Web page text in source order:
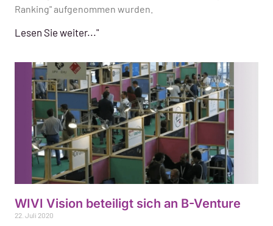
Ranking" aufgenommen wurden.
Lesen Sie weiter..."
WIVI Vision beteiligt sich an B-Venture
22. Juli 2020